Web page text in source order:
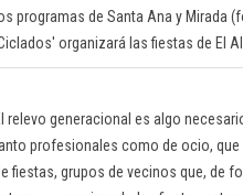
programas de Santa Ana y Mirada
organizará las fiestas de El
relevo generacional es algo
profesionales como de ocio,
fiestas, grupos de vecinos que, de